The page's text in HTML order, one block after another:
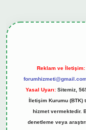
Reklam ve İletişim:
Yasal Uyarı: Sitemiz,
İletişim Kurumu (BTK)
hizmet vermektedir.
denetleme veya